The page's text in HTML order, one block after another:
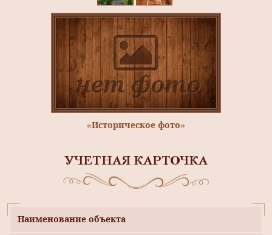
«Историческое фото»
УЧЕТНАЯ КАРТОЧКА
Наименование объекта